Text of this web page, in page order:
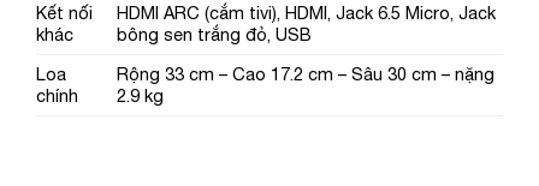
Kết nối
khác
HDMI ARC (cắm tivi), HDMI, Jack 6.5 Micro, Jack
bông sen trắng đỏ, USB
Loa
chính
Rộng 33 cm – Cao 17.2 cm – Sâu 30 cm – nặng
2.9 kg